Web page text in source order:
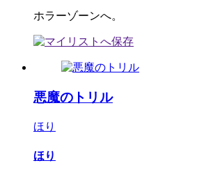
ホラーゾーンへ。
悪魔のトリル
ほり
ほり